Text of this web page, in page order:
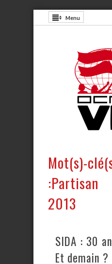
Menu
Mot(s)-
2013
SIDA : 30
Et demain ?